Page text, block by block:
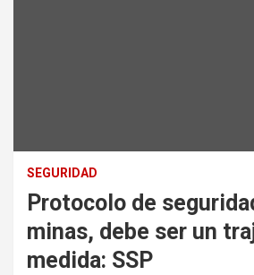
SEGURIDAD
Protocolo de
minas, debe ser un
medida: SSP